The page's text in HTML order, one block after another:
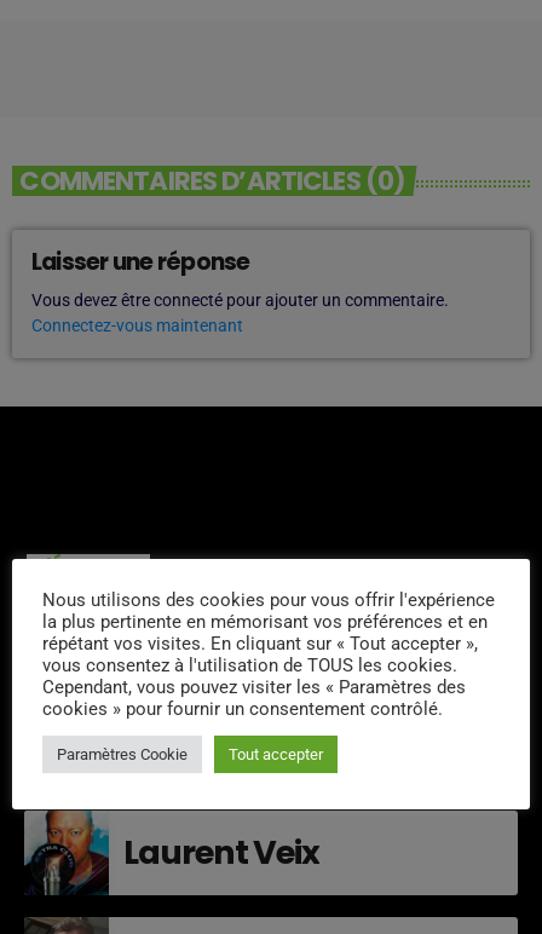
COMMENTAIRES D’ARTICLES (0)
Laisser une réponse
Vous devez être connecté pour ajouter un commentaire.
Connectez-vous maintenant
L'ÉQUIPE
Philippe Detraux
Tim
Laurent Veix
Nous utilisons des cookies pour vous offrir l'expérience
la plus pertinente en mémorisant vos préférences et en
répétant vos visites. En cliquant sur « Tout accepter »,
vous consentez à l'utilisation de TOUS les cookies.
Cependant, vous pouvez visiter les « Paramètres des
cookies » pour fournir un consentement contrôlé.
Paramètres Cookie Tout accepter